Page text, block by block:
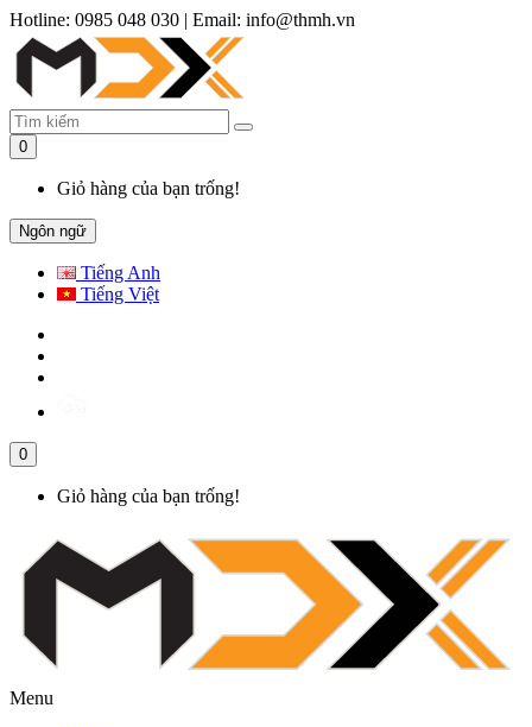
Hotline: 0985 048 030 | Email: info@thmh.vn
0
Giỏ hàng của bạn trống!
Ngôn ngữ
Tiếng Anh
Tiếng Việt
0
Giỏ hàng của bạn trống!
Menu